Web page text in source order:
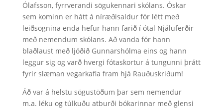
Ólafsson, fyrrverandi sögukennari skólans. Óskar
sem kominn er hátt á níræðisaldur fór létt með
leiðsögnina enda hefur hann farið í ótal Njáluferðir
með nemendum skólans. Að vanda fór hann
blaðlaust með ljóðið Gunnarshólma eins og hann
leggur sig og varð hvergi fótaskortur á tungunni þrátt
fyrir slæman vegarkafla fram hjá Rauðuskriðum!
Áð var á helstu sögustöðum þar sem nemendur
m.a. léku og túlkuðu atburði bókarinnar með glensi